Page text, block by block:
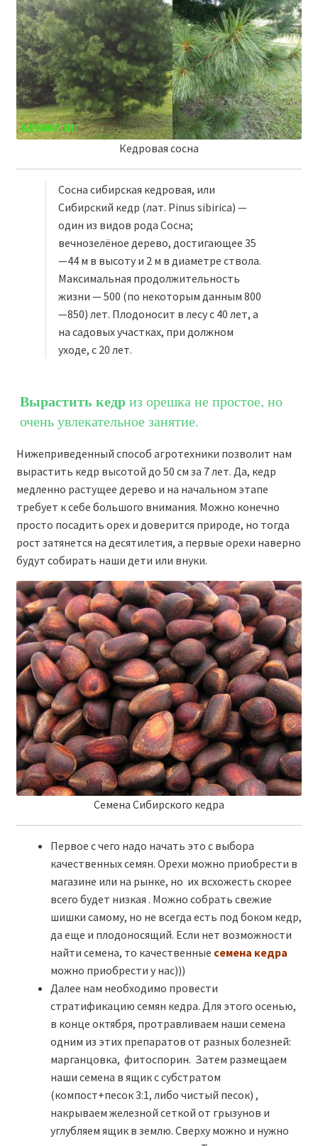
Кедровая сосна
Сосна сибирская кедровая, или
Сибирский кедр (лат. Pinus sibirica) —
один из видов рода Сосна;
вечнозелёное дерево, достигающее 35
—44 м в высоту и 2 м в диаметре ствола.
Максимальная продолжительность
жизни — 500 (по некоторым данным 800
—850) лет. Плодоносит в лесу с 40 лет, а
на садовых участках, при должном
уходе, с 20 лет.
Вырастить кедриз орешка не простое, но
очень увлекательное занятие.
Нижеприведенный способ агротехники позволит нам
вырастить кедр высотой до 50 см за 7 лет. Да, кедр
медленно растущее дерево и на начальном этапе
требует к себе большого внимания. Можно конечно
просто посадить орех и доверится природе, но тогда
рост затянется на десятилетия, а первые орехи наверно
будут собирать наши дети или внуки.
Семена Сибирского кедра
Первое с чего надо начать это с выбора
качественных семян. Орехи можно приобрести в
магазине или на рынке, но их всхожесть скорее
всего будет низкая . Можно собрать свежие
шишки самому, но не всегда есть под боком кедр,
да еще и плодоносящий. Если нет возможности
найти семена, то качественные семена кедра
можно приобрести у нас)))
Далее нам необходимо провести
стратификацию семян кедра. Для этого осенью,
в конце октября, протравливаем наши семена
одним из этих препаратов от разных болезней:
марганцовка, фитоспорин. Затем размещаем
наши семена в ящик с субстратом
(компост+песок 3:1, либо чистый песок) ,
накрываем железной сеткой от грызунов и
углубляем ящик в землю. Сверху можно и нужно